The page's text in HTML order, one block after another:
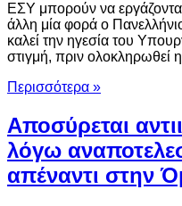
ΕΣΥ μπορούν να εργάζονται
άλλη μία φορά ο
καλεί την ηγεσία του
στιγμή, πριν ολοκληρωθεί
Περισσότερα »
Αποσύρεται
λόγω
απέναντι στην